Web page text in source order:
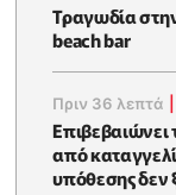
Τραγωδία
beach bar
Πριν 36 λεπτά
από
υπόθεσης δεν